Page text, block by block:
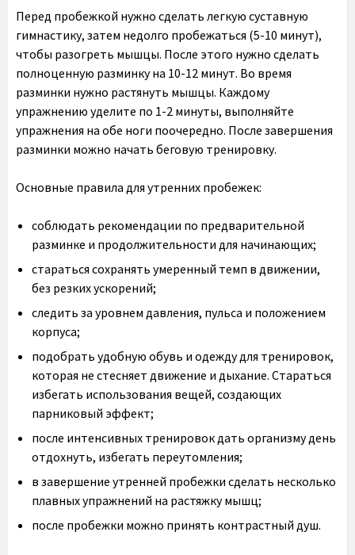
Перед пробежкой нужно сделать легкую суставную
гимнастику, затем недолго пробежаться (5-10 минут),
чтобы разогреть мышцы. После этого нужно сделать
полноценную разминку на 10-12 минут. Во время
разминки нужно растянуть мышцы. Каждому
упражнению уделите по 1-2 минуты, выполняйте
упражнения на обе ноги поочередно. После завершения
разминки можно начать беговую тренировку.
Основные правила для утренних пробежек:
соблюдать рекомендации по предварительной
разминке и продолжительности для начинающих;
стараться сохранять умеренный темп в движении,
без резких ускорений;
следить за уровнем давления, пульса и положением
корпуса;
подобрать удобную обувь и одежду для тренировок,
которая не стесняет движение и дыхание. Стараться
избегать использования вещей, создающих
парниковый эффект;
после интенсивных тренировок дать организму день
отдохнуть, избегать переутомления;
в завершение утренней пробежки сделать несколько
плавных упражнений на растяжку мышц;
после пробежки можно принять контрастный душ.